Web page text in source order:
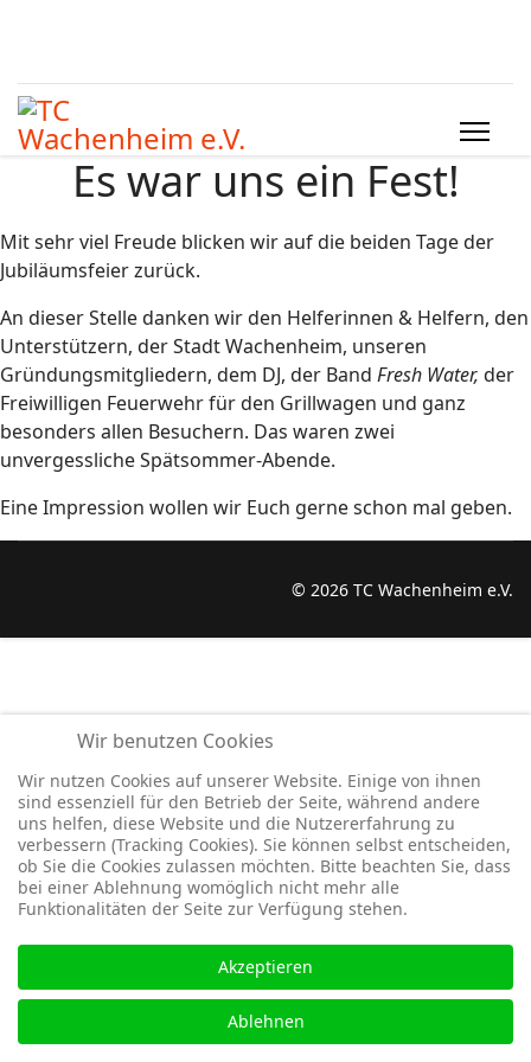
Es war uns ein Fest!
Mit sehr viel Freude blicken wir auf die beiden Tage der
Jubiläumsfeier zurück.
An dieser Stelle danken wir den Helferinnen & Helfern, den
Unterstützern, der Stadt Wachenheim, unseren
Gründungsmitgliedern, dem DJ, der Band Fresh Water, der
Freiwilligen Feuerwehr für den Grillwagen und ganz
besonders allen Besuchern. Das waren zwei
unvergessliche Spätsommer-Abende.
Eine Impression wollen wir Euch gerne schon mal geben.
© 2026 TC Wachenheim e.V.
Wir benutzen Cookies
Wir nutzen Cookies auf unserer Website. Einige von ihnen
sind essenziell für den Betrieb der Seite, während andere
uns helfen, diese Website und die Nutzererfahrung zu
verbessern (Tracking Cookies). Sie können selbst entscheiden,
ob Sie die Cookies zulassen möchten. Bitte beachten Sie, dass
bei einer Ablehnung womöglich nicht mehr alle
Funktionalitäten der Seite zur Verfügung stehen.
Akzeptieren
Ablehnen